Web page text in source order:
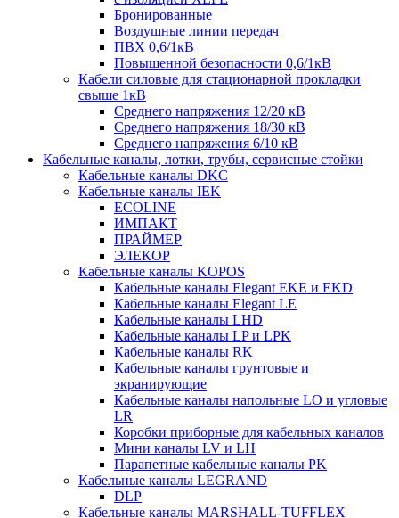
Бронированные
Воздушные линии передач
ПВХ 0,6/1кВ
Повышенной безопасности 0,6/1кВ
Кабели силовые для стационарной прокладки
свыше 1кВ
Среднего напряжения 12/20 кВ
Среднего напряжения 18/30 кВ
Среднего напряжения 6/10 кВ
Кабельные каналы, лотки, трубы, сервисные стойки
Кабельные каналы DKC
Кабельные каналы IEK
ECOLINE
ИМПАКТ
ПРАЙМЕР
ЭЛЕКОР
Кабельные каналы KOPOS
Кабельные каналы Elegant EKE и EKD
Кабельные каналы Elegant LE
Кабельные каналы LHD
Кабельные каналы LP и LPK
Кабельные каналы RK
Кабельные каналы грунтовые и
экранирующие
Кабельные каналы напольные LO и угловые
LR
Коробки приборные для кабельных каналов
Мини каналы LV и LH
Парапетные кабельные каналы PK
Кабельные каналы LEGRAND
DLP
Кабельные каналы MARSHALL-TUFFLEX